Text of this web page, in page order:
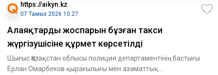
https://aikyn.kz
07 Тамыз 2026 10:27
Алаяқтардың жоспарын бұзған такси
жүргізушісіне құрмет көрсетілді
Шығыс Қазақстан облысы полиция департаментінің бастығы
Ерлан Омарбеков қырағылығы мен азаматтық